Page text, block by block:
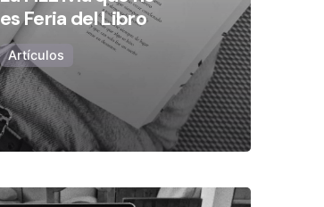
es Feria del Libro
Artículos